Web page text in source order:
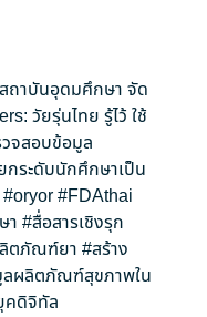
ถาบันอุดมศึกษา จัด
วัยรุ่นไทย รู้ไว้ ใช้
วจสอบข้อมูล
ระดับนักศึกษาเป็น
#oryor#FDAthai
า #สื่อสารเชิงรุก
ตภัณฑ์ยา #สร้าง
ผลิตภัณฑ์สุขภาพใน
คดิจิทัล